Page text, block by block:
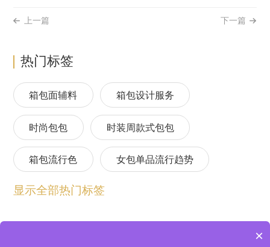
上一篇 下一篇
热门标签
箱包面辅料 箱包设计服务
时尚包包 时装周款式包包
箱包流行色 女包单品流行趋势
箱包流行趋势预测
女包流行趋势预测 箱包材质流行趋势
显示全部热门标签
×